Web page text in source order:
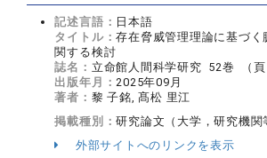
記述言語： 日本語
タイトル：存在脅威管理理論に基づく
関する検討
誌名： 立命館人間科学研究 52巻 （頁
出版年月：2025年09月
著者： 黎 子銘, 髙松 里江
掲載種別：研究論文（大学，研究機関
外部サイトへのリンクを表示